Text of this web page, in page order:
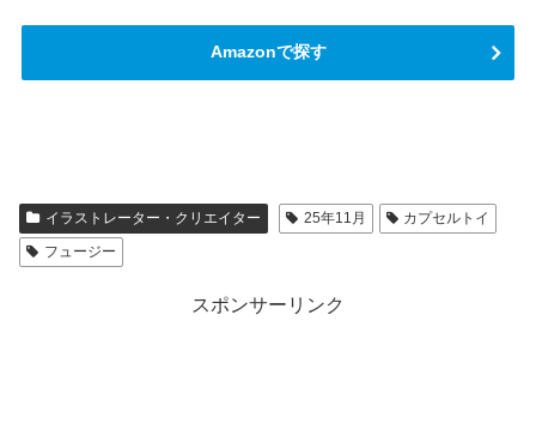
Amazonで探す
イラストレーター・クリエイター 25年11月
カプセルトイ
フュージー
スポンサーリンク